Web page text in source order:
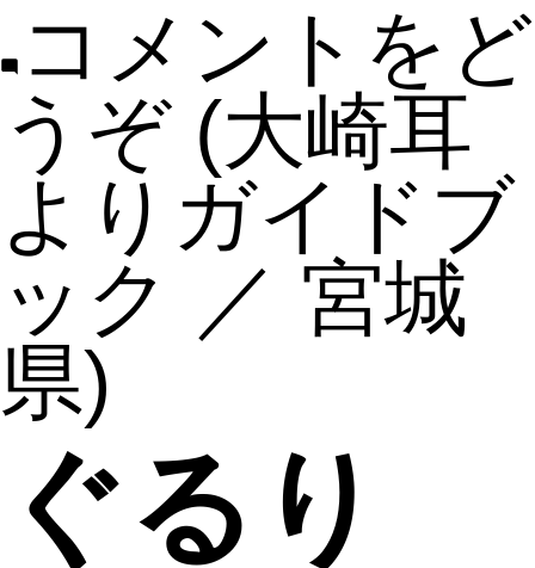
コメントをど
うぞ (大崎耳
よりガイドブ
ック ／ 宮城
県)
ぐるり